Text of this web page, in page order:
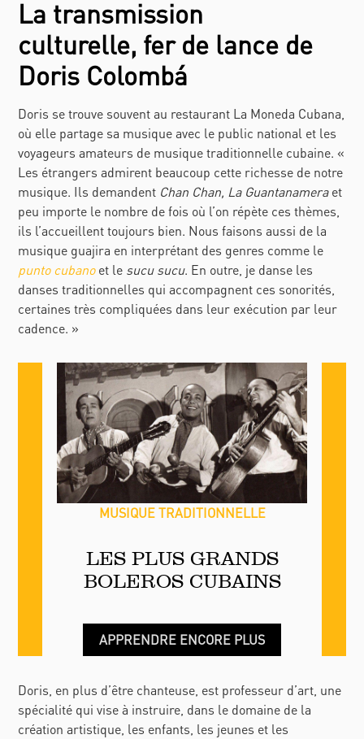
La transmission
culturelle, fer de lance de
Doris Colombá
Doris se trouve souvent au restaurant La Moneda Cubana,
où elle partage sa musique avec le public national et les
voyageurs amateurs de musique traditionnelle cubaine. «
Les étrangers admirent beaucoup cette richesse de notre
musique. Ils demandent Chan Chan, La Guantanameraet
peu importe le nombre de fois où l’on répète ces thèmes,
ils l’accueillent toujours bien. Nous faisons aussi de la
musique guajira en interprétant des genres comme le
punto cubanoet le sucu sucu. En outre, je danse les
danses traditionnelles qui accompagnent ces sonorités,
certaines très compliquées dans leur exécution par leur
cadence. »
MUSIQUE TRADITIONNELLE
LES PLUS GRANDS
BOLEROS CUBAINS
APPRENDRE ENCORE PLUS
Doris, en plus d’être chanteuse, est professeur d’art, une
spécialité qui vise à instruire, dans le domaine de la
création artistique, les enfants, les jeunes et les